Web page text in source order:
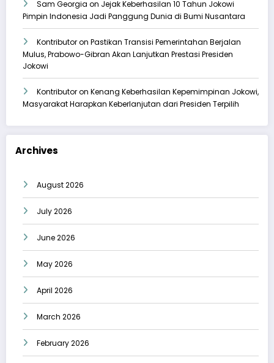
Sam Georgia on Jejak Keberhasilan 10 Tahun Jokowi
Pimpin Indonesia Jadi Panggung Dunia di Bumi Nusantara
Kontributoron Pastikan Transisi Pemerintahan Berjalan
Mulus, Prabowo-Gibran Akan Lanjutkan Prestasi Presiden
Jokowi
Kontributoron Kenang Keberhasilan Kepemimpinan Jokowi,
Masyarakat Harapkan Keberlanjutan dari Presiden Terpilih
Archives
August 2026
July 2026
June 2026
May 2026
April 2026
March 2026
February 2026